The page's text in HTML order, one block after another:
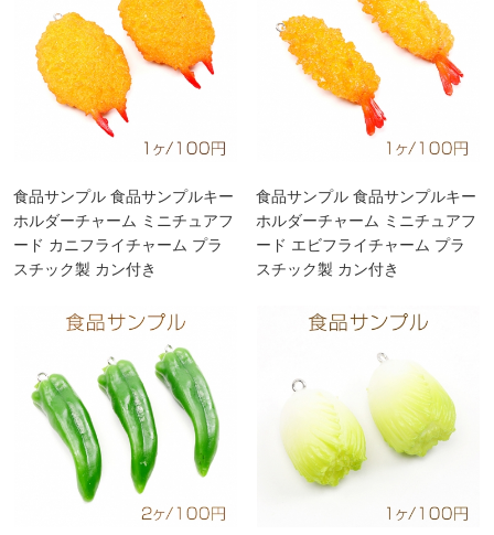
食品サンプル 食品サンプルキー
ホルダーチャーム ミニチュアフ
ード カニフライチャーム プラ
スチック製 カン付き
食品サンプル 食品サンプルキー
ホルダーチャーム ミニチュアフ
ード エビフライチャーム プラ
スチック製 カン付き